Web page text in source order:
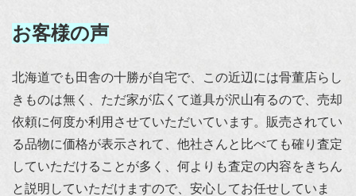
お客様の声
北海道でも田舎の十勝が自宅で、この近辺には骨董店らし
きものは無く、ただ家が広くて道具が沢山有るので、売却
依頼に何度か利用させていただいています。販売されてい
る品物に価格が表示されて、他社さんと比べても確り査定
していただけることが多く、何よりも査定の内容をきちん
と説明していただけますので、安心してお任せしていま